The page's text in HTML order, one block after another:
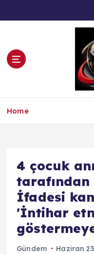
Home
4 çocuk
İfadesi
'İntihar
Gündem Haziran